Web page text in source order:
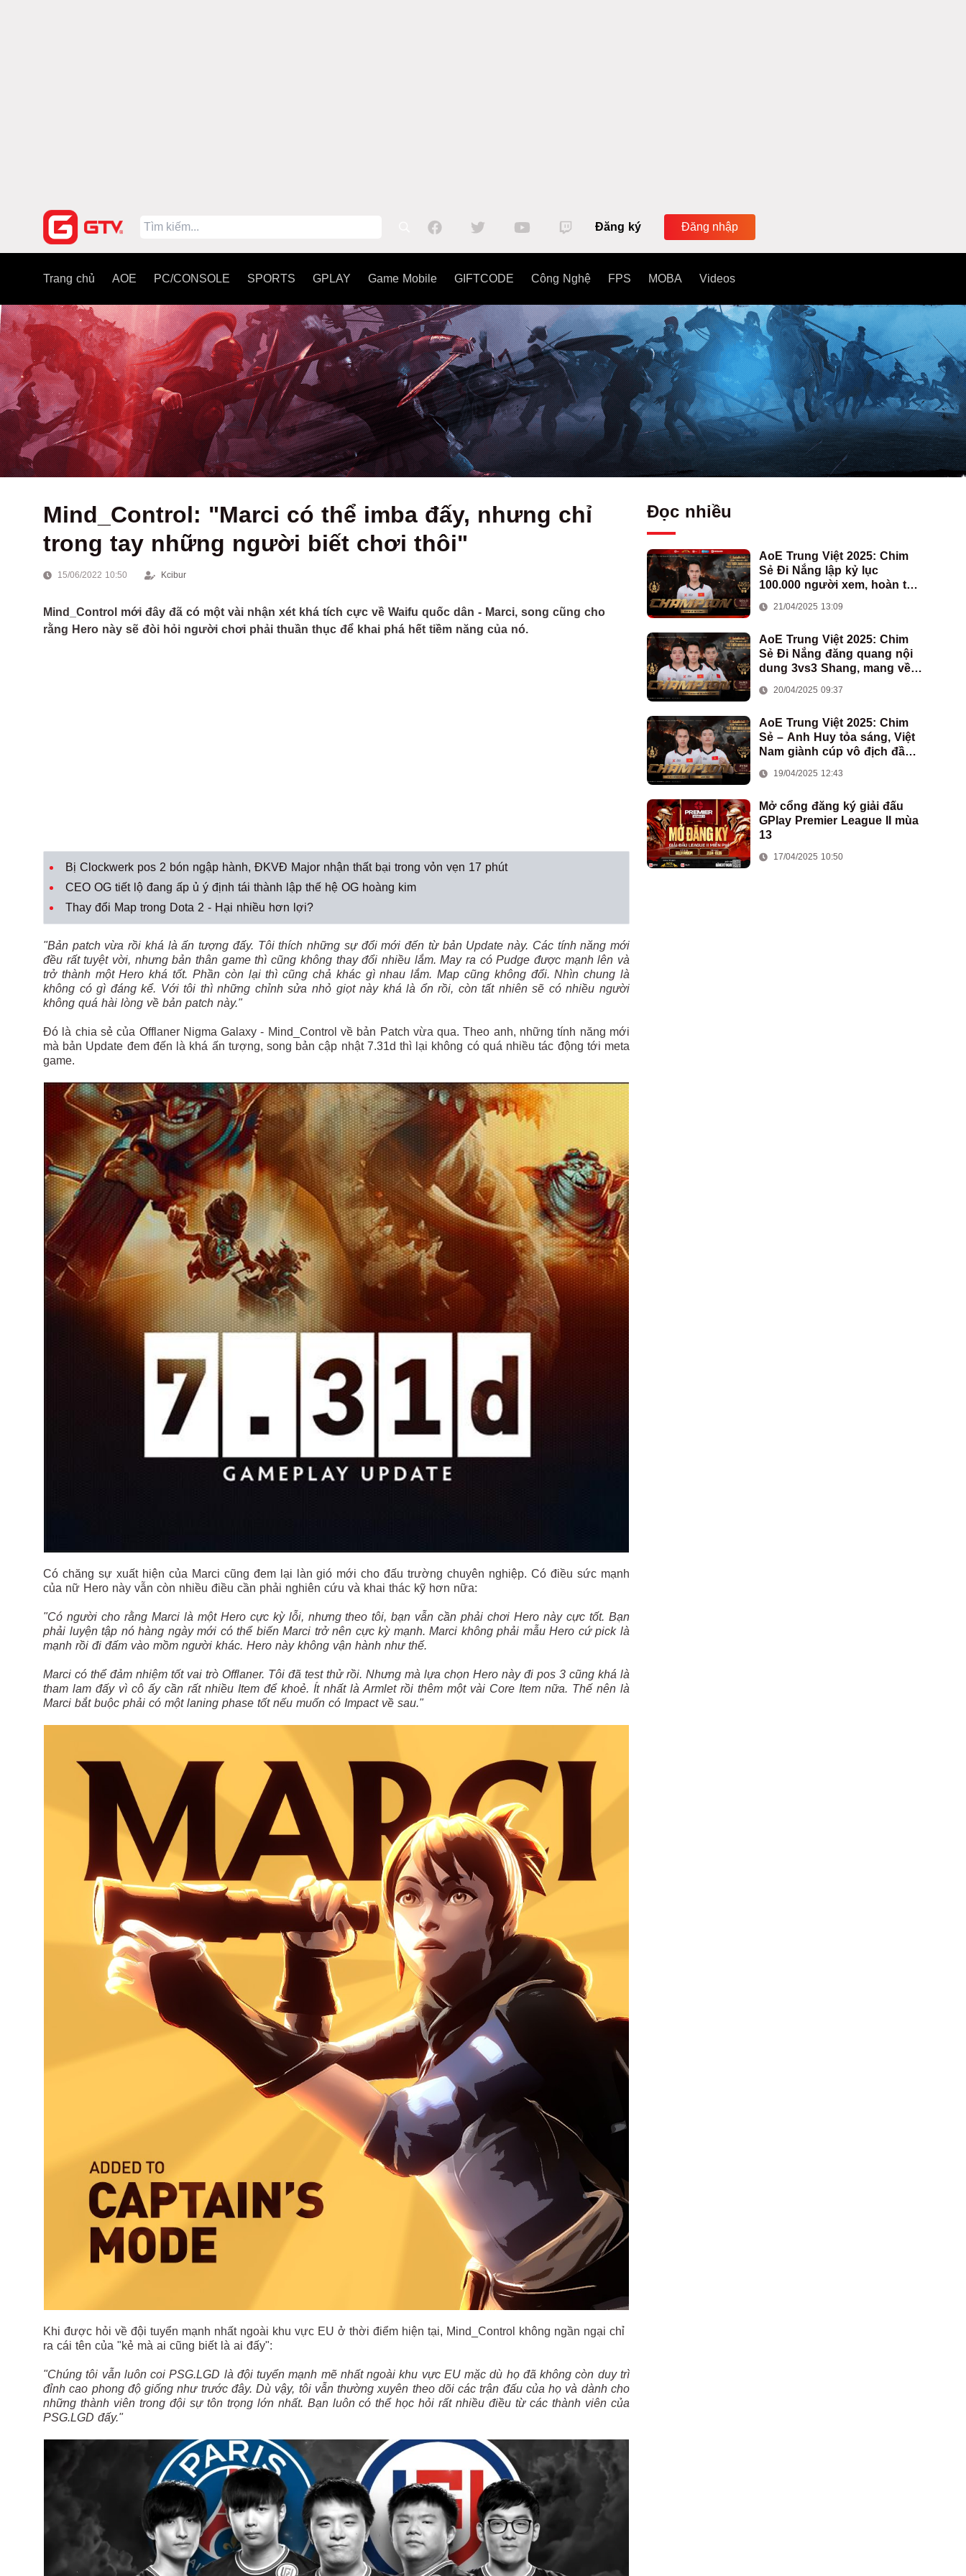
Đăng ký Đăng nhập
Trang chủ AOE PC/CONSOLE SPORTS GPLAY Game Mobile GIFTCODE Công Nghệ FPS MOBA Videos
Mind_Control: "Marci có thể imba đấy, nhưng chỉ
trong tay những người biết chơi thôi"
15/06/2022 10:50 Kcibur
Mind_Control mới đây đã có một vài nhận xét khá tích cực về Waifu quốc dân - Marci, song cũng cho
rằng Hero này sẽ đòi hỏi người chơi phải thuần thục để khai phá hết tiềm năng của nó.
Bị Clockwerk pos 2 bón ngập hành, ĐKVĐ Major nhận thất bại trong vỏn vẹn 17 phút
CEO OG tiết lộ đang ấp ủ ý định tái thành lập thế hệ OG hoàng kim
Thay đổi Map trong Dota 2 - Hại nhiều hơn lợi?
"Bản patch vừa rồi khá là ấn tượng đấy. Tôi thích những sự đổi mới đến từ bản Update này. Các tính năng mới
đều rất tuyệt vời, nhưng bản thân game thì cũng không thay đổi nhiều lắm. May ra có Pudge được mạnh lên và
trở thành một Hero khá tốt. Phần còn lại thì cũng chả khác gì nhau lắm. Map cũng không đổi. Nhìn chung là
không có gì đáng kể. Với tôi thì những chỉnh sửa nhỏ giọt này khá là ổn rồi, còn tất nhiên sẽ có nhiều người
không quá hài lòng về bản patch này."
Đó là chia sẻ của Offlaner Nigma Galaxy - Mind_Control về bản Patch vừa qua. Theo anh, những tính năng mới
mà bản Update đem đến là khá ấn tượng, song bản cập nhật 7.31d thì lại không có quá nhiều tác động tới meta
game.
Có chăng sự xuất hiện của Marci cũng đem lại làn gió mới cho đấu trường chuyên nghiệp. Có điều sức mạnh
của nữ Hero này vẫn còn nhiều điều cần phải nghiên cứu và khai thác kỹ hơn nữa:
"Có người cho rằng Marci là một Hero cực kỳ lỗi, nhưng theo tôi, bạn vẫn cần phải chơi Hero này cực tốt. Bạn
phải luyện tập nó hàng ngày mới có thể biến Marci trở nên cực kỳ mạnh. Marci không phải mẫu Hero cứ pick là
mạnh rồi đi đấm vào mồm người khác. Hero này không vận hành như thế.
Marci có thể đảm nhiệm tốt vai trò Offlaner. Tôi đã test thử rồi. Nhưng mà lựa chọn Hero này đi pos 3 cũng khá là
tham lam đấy vì cô ấy cần rất nhiều Item để khoẻ. Ít nhất là Armlet rồi thêm một vài Core Item nữa. Thế nên là
Marci bắt buộc phải có một laning phase tốt nếu muốn có Impact về sau."
Khi được hỏi về đội tuyển mạnh nhất ngoài khu vực EU ở thời điểm hiện tại, Mind_Control không ngần ngại chỉ
ra cái tên của "kẻ mà ai cũng biết là ai đấy":
"Chúng tôi vẫn luôn coi PSG.LGD là đội tuyển mạnh mẽ nhất ngoài khu vực EU mặc dù họ đã không còn duy trì
đỉnh cao phong độ giống như trước đây. Dù vậy, tôi vẫn thường xuyên theo dõi các trận đấu của họ và dành cho
những thành viên trong đội sự tôn trọng lớn nhất. Bạn luôn có thể học hỏi rất nhiều điều từ các thành viên của
PSG.LGD đấy."
Đọc nhiều
AoE Trung Việt 2025: Chim
Sẻ Đi Nắng lập kỷ lục
100.000 người xem, hoàn tất
Việt Nam
21/04/2025 13:09
AoE Trung Việt 2025: Chim
Sẻ Đi Nắng đăng quang nội
dung 3vs3 Shang, mang về
đoàn AoE Việt Nam
20/04/2025 09:37
AoE Trung Việt 2025: Chim
Sẻ – Anh Huy tỏa sáng, Việt
Nam giành cúp vô địch đầu
19/04/2025 12:43
Mở cổng đăng ký giải đấu
GPlay Premier League II mùa
13
17/04/2025 10:50